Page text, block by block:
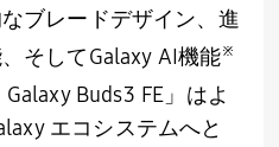
ブレードデザイン、進
そしてGalaxy AI機能※
Galaxy Buds3 FE」はよ
エコシステムへと